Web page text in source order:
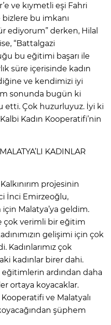
ve kıymetli eşi Fahri
bizlere bu imkanı
ediyorum” derken, Hilal
“Battalgazi
bu eğitimi başarı ile
süre içerisinde kadın
ve kendimizi iyi
sonunda bugün ki
Çok huzurluyuz. İyi ki
Kadın Kooperatifi’nin
KADINLAR
projesinin
İnci Emirzeoğlu,
Malatya’ya geldim.
çok verimli bir eğitim
gelişimi için çok
çok
kadınlar birer dahi.
eğitimlerin ardından daha
ortaya koyacaklar.
ve Malatyalı
şüphem